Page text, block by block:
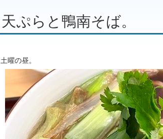
天ぷらと鴨南そば。
土曜の昼。